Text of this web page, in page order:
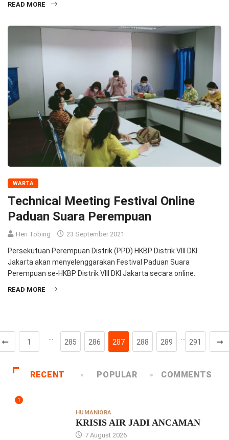
READ MORE
WARTA
Technical Meeting Festival Online
Paduan Suara Perempuan
Heri Tobing 23 September 2021
Persekutuan Perempuan Distrik (PPD) HKBP Distrik VIII DKI
Jakarta akan menyelenggarakan Festival Paduan Suara
Perempuan se-HKBP Distrik VIII DKI Jakarta secara online.
READ MORE
1
…
285 286 287 288 289
…
291
RECENT POPULAR COMMENTS
1
HUMANIORA
KRISIS AIR JADI ANCAMAN
7 August 2026